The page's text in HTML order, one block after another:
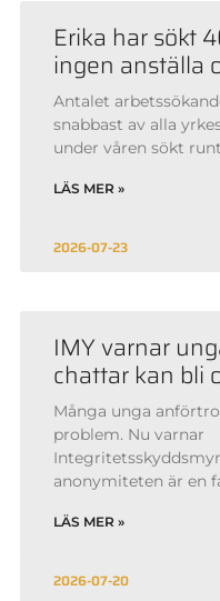
Erika har sökt
ingen anställa
Antalet
snabbast av alla
under våren sökt
LÄS MER »
2026-07-23
IMY varnar
chattar kan bli
Många unga
problem. Nu varnar
anonymiteten är en
LÄS MER »
2026-07-20